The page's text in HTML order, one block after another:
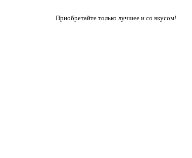
Приобретайте только лучшее и со вкусом!